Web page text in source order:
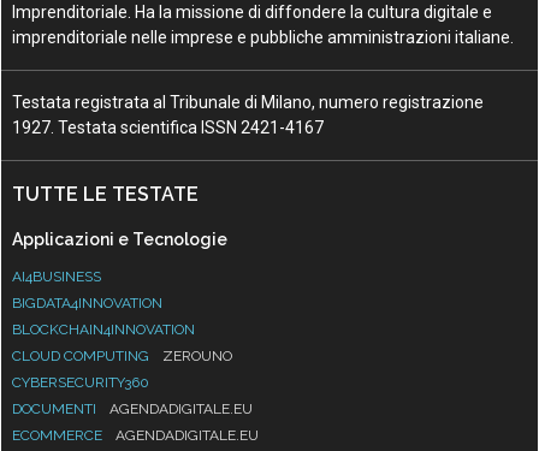
Imprenditoriale. Ha la missione di diffondere la cultura digitale e
imprenditoriale nelle imprese e pubbliche amministrazioni italiane.
Testata registrata al Tribunale di Milano, numero registrazione
1927. Testata scientifica ISSN 2421-4167
TUTTE LE TESTATE
Applicazioni e Tecnologie
AI4BUSINESS
BIGDATA4INNOVATION
BLOCKCHAIN4INNOVATION
CLOUD COMPUTING
ZEROUNO
CYBERSECURITY360
DOCUMENTI
AGENDADIGITALE.EU
ECOMMERCE
AGENDADIGITALE.EU